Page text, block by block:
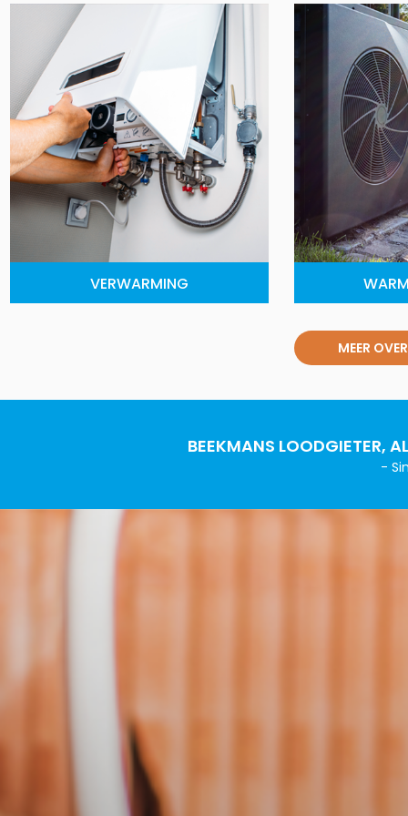
VERWARMING
MEER
BEEKMANS LOODGIETER,
-